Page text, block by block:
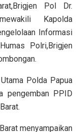
Pol Dr.
mewakili Kapolda
Informasi
Polri,Brigjen
Polda Papua
pengemban PPID
menyampaikan